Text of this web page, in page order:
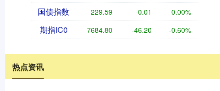
国债指数 229.59 -0.01 0.00%
期指IC0 7684.80 -46.20 -0.60%
热点资讯